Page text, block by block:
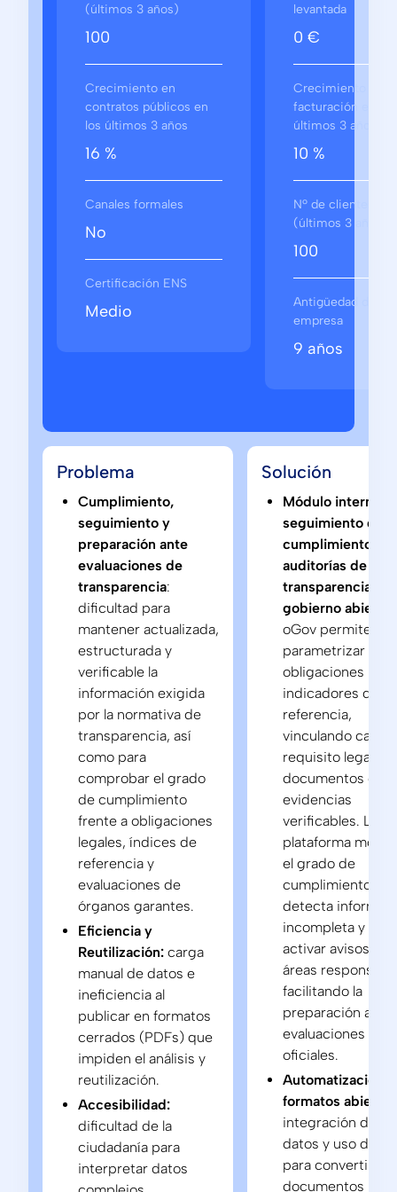
(últimos 3 años)
100
Crecimiento en
contratos públicos en
los últimos 3 años
16 %
Canales formales
No
Certificación ENS
Medio
levantada
0 €
Crecimiento en
facturación en los
últimos 3 años
10 %
Nº de clientes
(últimos 3 años)
100
Antigüedad de la
empresa
9 años
Problema
Cumplimiento,
seguimiento y
preparación ante
evaluaciones de
transparencia:
dificultad para
mantener actualizada,
estructurada y
verificable la
información exigida
por la normativa de
transparencia, así
como para
comprobar el grado
de cumplimiento
frente a obligaciones
legales, índices de
referencia y
evaluaciones de
órganos garantes.
Eficiencia y
Reutilización: carga
manual de datos e
ineficiencia al
publicar en formatos
cerrados (PDFs) que
impiden el análisis y
reutilización.
Accesibilidad:
dificultad de la
ciudadanía para
interpretar datos
Solución
Módulo interno
seguimiento de
cumplimiento
auditorías de
transparencia y
gobierno abierto:
oGov permite
parametrizar
obligaciones
indicadores de
referencia,
vinculando cada
requisito legal
documentos o
evidencias
verificables. La
plataforma
el grado de
cumplimiento,
detecta
incompleta y
activar avisos a
áreas
facilitando la
preparación ante
evaluaciones
oficiales.
Automatización y
formatos
integración
datos y uso de
para convertir
documentos